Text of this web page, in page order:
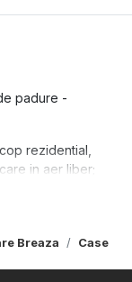
Breaza Case de
padure -
rezidential,
in aer liber;
activitati/ateliere